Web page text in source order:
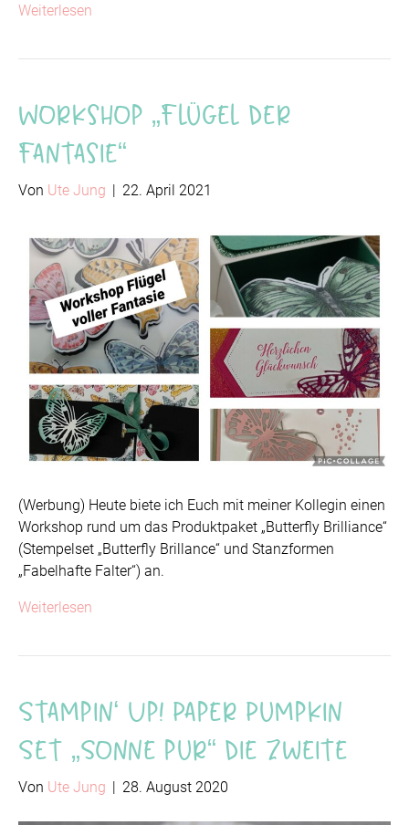
Weiterlesen
Workshop „Flügel der
Fantasie“
Von Ute Jung | 22. April 2021
(Werbung) Heute biete ich Euch mit meiner Kollegin einen
Workshop rund um das Produktpaket „Butterfly Brilliance“
(Stempelset „Butterfly Brillance“ und Stanzformen
„Fabelhafte Falter“) an.
Weiterlesen
Stampin‘ Up! Paper Pumpkin
Set „Sonne pur“ die Zweite
Von Ute Jung 28. August 2020